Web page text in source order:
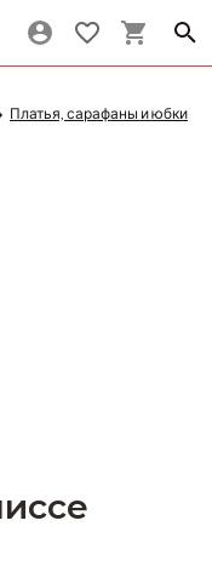
Платья, сарафаны и юбки